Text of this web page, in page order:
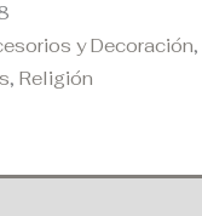
y Decoración
,Religión